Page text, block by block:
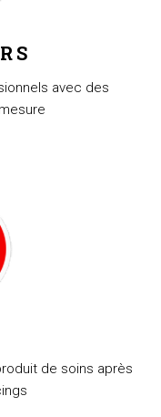
avec des
de soins après